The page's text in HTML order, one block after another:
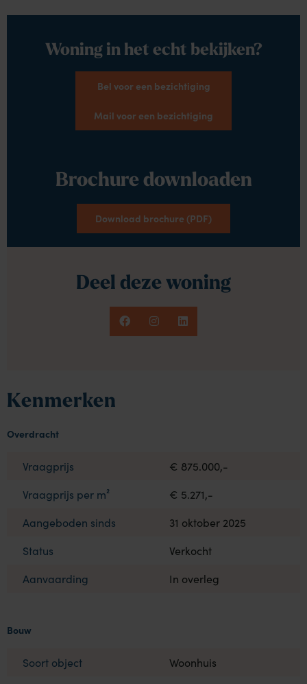
Woning in het echt bekijken?
Bel voor een bezichtiging
Mail voor een bezichtiging
Brochure downloaden
Download brochure (PDF)
Deel deze woning
Kenmerken
Overdracht
Vraagprijs
€ 875.000,-
Vraagprijs per m²
€ 5.271,-
Aangeboden sinds
31 oktober 2025
Status
Verkocht
Aanvaarding
In overleg
Bouw
Soort object
Woonhuis